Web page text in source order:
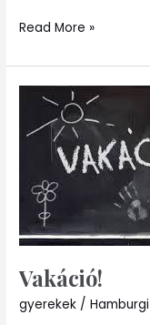
Read More »
Vakáció!
gyerekek /
Vakáció!